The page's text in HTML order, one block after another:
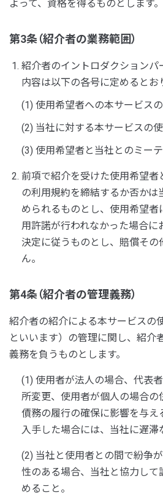
よって、資格を得るものとします。
第3条（紹介者の業務範囲）
紹介者のイントロダクションパ
内容は以下の各号に定めるとお
(1) 使用希望者への本サービス
(2) 当社に対する本サービスの
(3) 使用希望者と当社とのミー
前項で紹介を受けた使用希望者
の利用規約を締結するか否か
められるものとし、使用希望者
用許諾が行われなかった場合に
決定に従うものとし、賠償その
ん。
第4条（紹介者の管理義務）
紹介者の紹介による本サービスの
といいます）の管理に関し、紹介
義務を負うものとします。
(1) 使用者が法人の場合、代表
所変更、使用者が個人の場合の
債務の履行の確保に影響を与え
入手した場合には、当社に遅滞
(2) 当社と使用者との間で紛争
性のある場合、当社と協力して
めること。